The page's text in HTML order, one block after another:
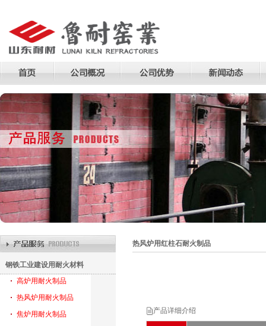
钢铁工业建设用耐火材料
高炉用耐火制品
热风炉用耐火制品
焦炉用耐火制品
热风炉用红柱石耐火制品
产品详细介绍